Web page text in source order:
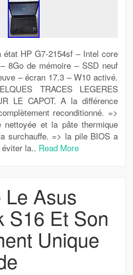
état HP G7-2154sf – Intel core
8Go de mémoire – SSD neuf
– écran 17.3 – W10 activé.
TRACES LEGERES
LE CAPOT. A la différence
reconditionné. =>
et la pâte thermique
surchauffe. => la pile BIOS a
la.. Read More
Le Asus
S16 Et Son
Unique